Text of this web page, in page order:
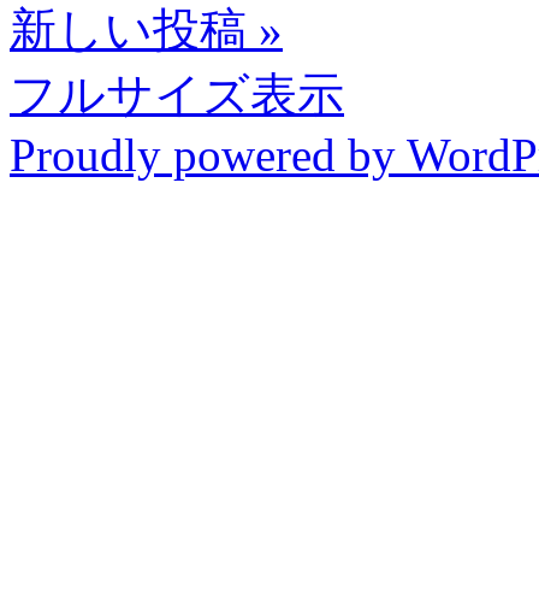
新しい投稿 »
フルサイズ表示
Proudly powered by